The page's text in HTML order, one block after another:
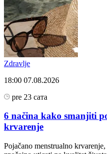
Zdravlje
18:00 07.08.2026
pre 23 сата
6 načina kako smanjiti
krvarenje
Pojačano menstrualno